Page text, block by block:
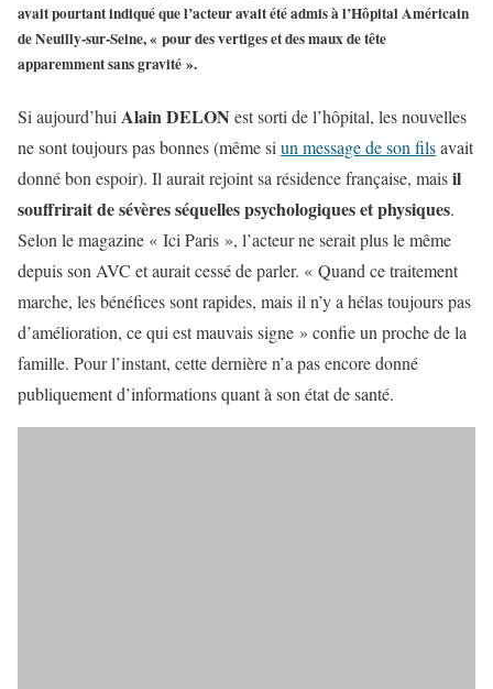
avait pourtant indiqué que l’acteur avait été admis à l’Hôpital Américain
de Neuilly-sur-Seine, « pour des vertiges et des maux de tête
apparemment sans gravité ».
Si aujourd’hui Alain DELON est sorti de l’hôpital, les nouvelles
ne sont toujours pas bonnes (même si un message de son filsavait
donné bon espoir). Il aurait rejoint sa résidence française, maisil
souffrirait de sévères séquelles psychologiques et physiques.
Selon le magazine « Ici Paris », l’acteur ne serait plus le même
depuis son AVC et aurait cessé de parler. « Quand ce traitement
marche, les bénéfices sont rapides, mais il n’y a hélas toujours pas
d’amélioration, ce qui est mauvais signe » confie un proche de la
famille. Pour l’instant, cette dernière n’a pas encore donné
publiquement d’informations quant à son état de santé.